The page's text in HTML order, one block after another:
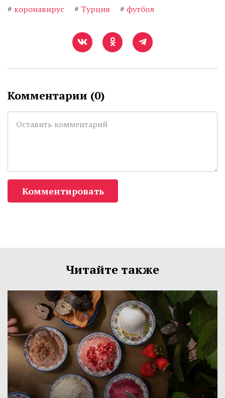
# коронавирус # Турция # футбол
Комментарии (0)
Комментировать
Читайте также